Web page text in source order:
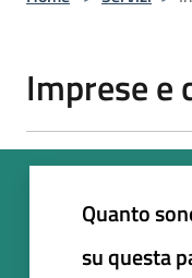
Imprese e
Quanto
su questa